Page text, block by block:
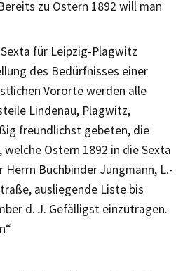
zu Ostern 1892 will man
für Leipzig-Plagwitz
des Bedürfnisses einer
Vororte werden alle
Lindenau, Plagwitz,
freundlichst gebeten, die
Ostern 1892 in die Sexta
Buchbinder Jungmann, L.-
ausliegende Liste bis
d. J. Gefälligst einzutragen.